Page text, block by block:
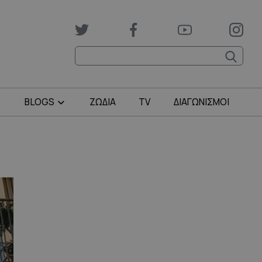
BLOGS ΖΩΔΙΑ TV ΔΙΑΓΩΝΙΣΜΟΙ